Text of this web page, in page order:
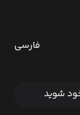
فارسی
خود شوید